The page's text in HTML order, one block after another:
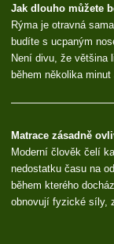
Jak dlouho můžete
Rýma je otravná
budíte s ucpaným
Není divu, že většina
během několika
Matrace zásadně
Moderní člověk čelí
nedostatku času na
během kterého
obnovují fyzické síly,